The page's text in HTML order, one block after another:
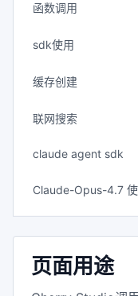
函数调用
sdk使用
缓存创建
联网搜索
claude agent sdk
Claude-Opus-4.7
页面用途